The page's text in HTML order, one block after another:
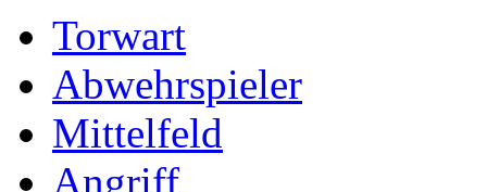
Torwart
Abwehrspieler
Mittelfeld
Angriff